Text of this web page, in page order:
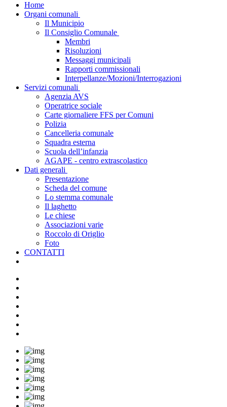
Home
Organi comunali
Il Municipio
Il Consiglio Comunale
Membri
Risoluzioni
Messaggi municipali
Rapporti commissionali
Interpellanze/Mozioni/Interrogazioni
Servizi comunali
Agenzia AVS
Operatrice sociale
Carte giornaliere FFS per Comuni
Polizia
Cancelleria comunale
Squadra esterna
Scuola dell’infanzia
AGAPE - centro extrascolastico
Dati generali
Presentazione
Scheda del comune
Lo stemma comunale
Il laghetto
Le chiese
Associazioni varie
Roccolo di Origlio
Foto
CONTATTI